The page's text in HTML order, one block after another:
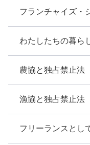
フランチャイズ・
わたしたちの暮ら
農協と独占禁止法
漁協と独占禁止法
フリーランスとし